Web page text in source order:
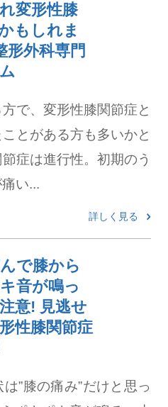
変形性膝
もしれま
形外科専門
で、変形性膝関節症と
とがある方も多いかと
症は進行性。初期のう
い...
詳しく見る
で膝から
音が鳴っ
意! 見逃せ
性膝関節症
”膝の痛み”だけと思っ